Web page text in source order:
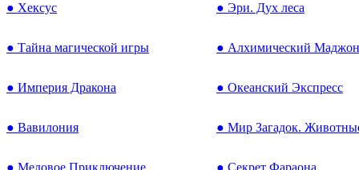
● Хексус ● Эри. Дух леса
● Тайна магической игры ● Алхимический
● Империя Дракона ● Океанский Экспресс
● Вавилония ● Мир Загадок.